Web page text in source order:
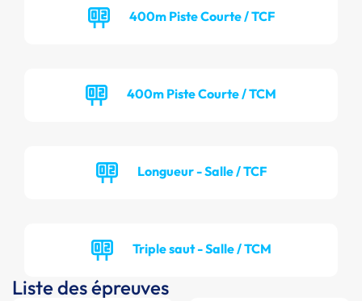
400m Piste Courte / TCF
400m Piste Courte / TCM
Longueur - Salle / TCF
Triple saut - Salle / TCM
Liste des épreuves